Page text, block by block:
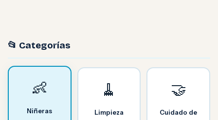
📂 Categorías
👶
Niñeras
🧹
Limpieza
🤝
Cuidado de